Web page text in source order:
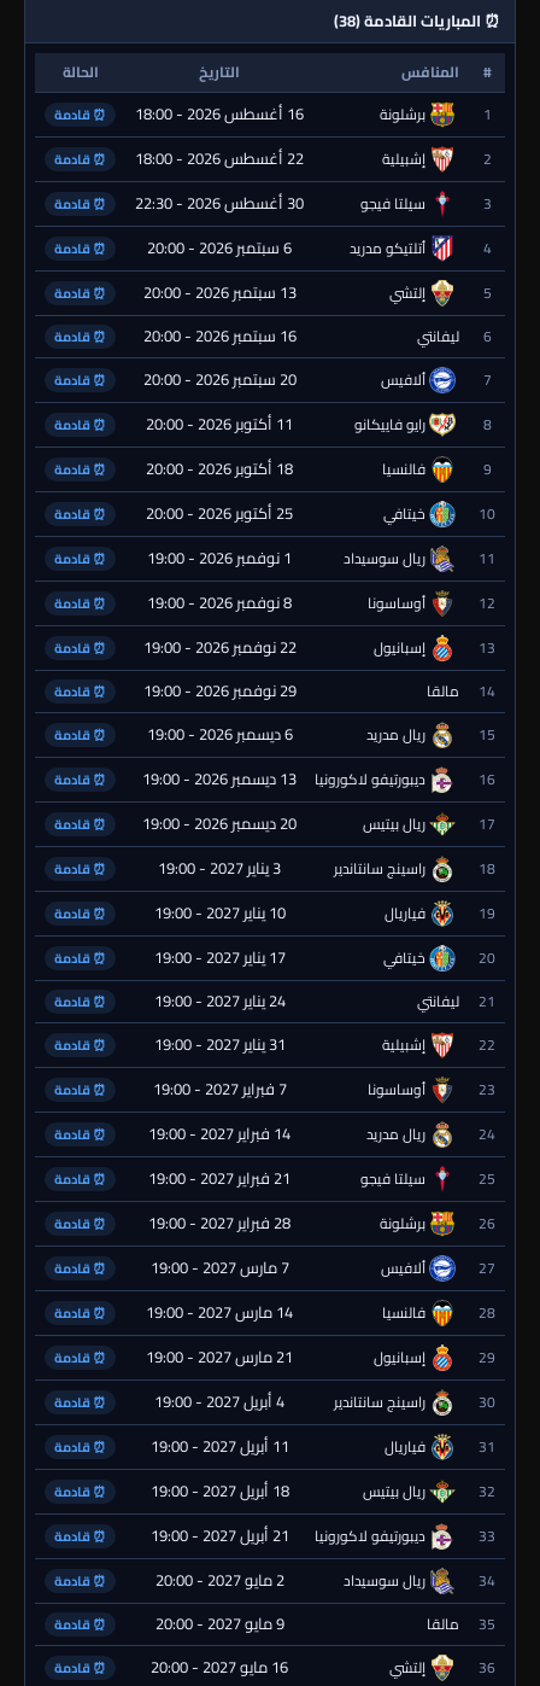
⏰ المباريات القادمة (38)
# المنافس التاريخ
الحالة
1
برشلونة 16 أغسطس 2026 - 18:00 ⏰ قادمة
2 إشبيلية 22 أغسطس 2026 - 18:00 ⏰ قادمة
3 سيلتا فيجو 30 أغسطس 2026 - 22:30 ⏰ قادمة
4 أتلتيكو مدريد 6 سبتمبر 2026 - 20:00 ⏰ قادمة
5 إلتشي 13 سبتمبر 2026 - 20:00 ⏰ قادمة
6 ليفانتي 16 سبتمبر 2026 - 20:00 ⏰ قادمة
7 ألافيس 20 سبتمبر 2026 - 20:00 ⏰ قادمة
8 رايو فاييكانو 11 أكتوبر 2026 - 20:00 ⏰ قادمة
9 فالنسيا 18 أكتوبر 2026 - 20:00 ⏰ قادمة
10 خيتافي 25 أكتوبر 2026 - 20:00 ⏰ قادمة
11 ريال سوسيداد 1 نوفمبر 2026 - 19:00 ⏰ قادمة
12 أوساسونا 8 نوفمبر 2026 - 19:00 ⏰ قادمة
13 إسبانيول 22 نوفمبر 2026 - 19:00 ⏰ قادمة
14 مالقا 29 نوفمبر 2026 - 19:00 ⏰ قادمة
15 ريال مدريد 6 ديسمبر 2026 - 19:00 ⏰ قادمة
16 ديبورتيفو لاكورونيا 13 ديسمبر 2026 - 19:00 ⏰ قادمة
17 ريال بيتيس 20 ديسمبر 2026 - 19:00 ⏰ قادمة
18 راسينج سانتاندير 3 يناير 2027 - 19:00 ⏰ قادمة
19 فياريال 10 يناير 2027 - 19:00 ⏰ قادمة
20 خيتافي 17 يناير 2027 - 19:00 ⏰ قادمة
21 ليفانتي 24 يناير 2027 - 19:00 ⏰ قادمة
22 إشبيلية 31 يناير 2027 - 19:00 ⏰ قادمة
23 أوساسونا 7 فبراير 2027 - 19:00 ⏰ قادمة
24 ريال مدريد 14 فبراير 2027 - 19:00 ⏰ قادمة
25 سيلتا فيجو 21 فبراير 2027 - 19:00 ⏰ قادمة
26 برشلونة 28 فبراير 2027 - 19:00 ⏰ قادمة
27 ألافيس 7 مارس 2027 - 19:00 ⏰ قادمة
28 فالنسيا 14 مارس 2027 - 19:00 ⏰ قادمة
29 إسبانيول 21 مارس 2027 - 19:00 ⏰ قادمة
30 راسينج سانتاندير 4 أبريل 2027 - 19:00 ⏰ قادمة
31 فياريال 11 أبريل 2027 - 19:00 ⏰ قادمة
32 ريال بيتيس 18 أبريل 2027 - 19:00 ⏰ قادمة
33 ديبورتيفو لاكورونيا 21 أبريل 2027 - 19:00 ⏰ قادمة
34 ريال سوسيداد 2 مايو 2027 - 20:00 ⏰ قادمة
35 مالقا 9 مايو 2027 - 20:00 ⏰ قادمة
36 إلتشي 16 مايو 2027 - 20:00 ⏰ قادمة